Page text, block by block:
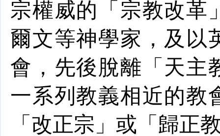
宗權威的「 宗教改革
爾文等神學家 ，及以
會，先後脫離「天主
一系列教義相近的教
「改正宗」或「歸正